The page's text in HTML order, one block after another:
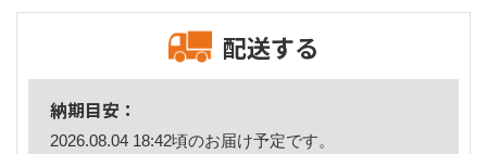
配送する
納期目安：
2026.08.04 18:42頃のお届け予定です。